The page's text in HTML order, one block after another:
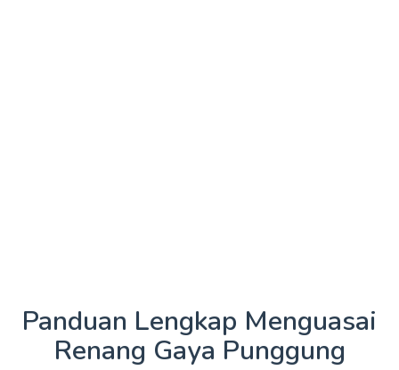
Panduan Lengkap Menguasai
Renang Gaya Punggung